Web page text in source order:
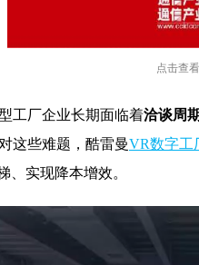
点击查
工厂企业长期面临着洽谈周
这些难题，酷雷曼VR数字工
、实现降本增效。